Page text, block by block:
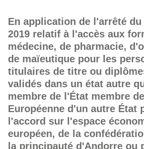
En application de l'arrêté du
2019 relatif à l'accès aux
médecine, de pharmacie,
de maïeutique pour les
titulaires de titre ou
validés dans un état autre
membre de l'État membre
Européenne d'un autre État
l'accord sur l'espace
européen, de la
la principauté d'Andorre ou